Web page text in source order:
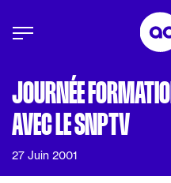
Aller au contenu principal
JOURNÉE
AVEC LE SNPTV
27 Juin 2001
Panneau de gestion des